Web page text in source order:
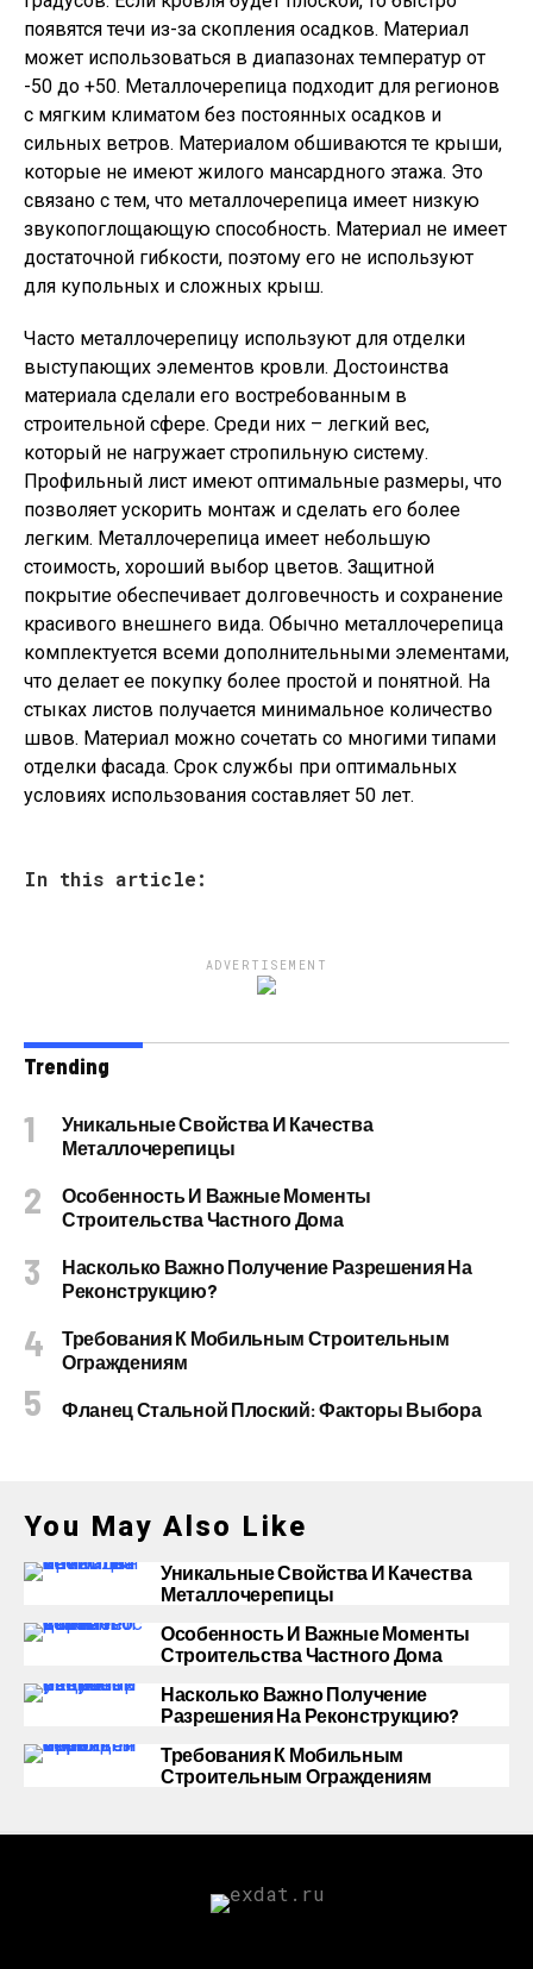
появятся течи из-за скопления осадков. Материал
может использоваться в диапазонах температур от
-50 до +50. Металлочерепица подходит для регионов
с мягким климатом без постоянных осадков и
сильных ветров. Материалом обшиваются те крыши,
которые не имеют жилого мансардного этажа. Это
связано с тем, что металлочерепица имеет низкую
звукопоглощающую способность. Материал не имеет
достаточной гибкости, поэтому его не используют
для купольных и сложных крыш.
Часто металлочерепицу используют для отделки
выступающих элементов кровли. Достоинства
материала сделали его востребованным в
строительной сфере. Среди них – легкий вес,
который не нагружает стропильную систему.
Профильный лист имеют оптимальные размеры, что
позволяет ускорить монтаж и сделать его более
легким. Металлочерепица имеет небольшую
стоимость, хороший выбор цветов. Защитной
покрытие обеспечивает долговечность и сохранение
красивого внешнего вида. Обычно металлочерепица
комплектуется всеми дополнительными элементами,
что делает ее покупку более простой и понятной. На
стыках листов получается минимальное количество
швов. Материал можно сочетать со многими типами
отделки фасада. Срок службы при оптимальных
условиях использования составляет 50 лет.
In this article:
ADVERTISEMENT
Trending
Уникальные Свойства И Качества
Металлочерепицы
Особенность И Важные Моменты
Строительства Частного Дома
Насколько Важно Получение Разрешения На
Реконструкцию?
Требования К Мобильным Строительным
Ограждениям
Фланец Стальной Плоский: Факторы Выбора
You May Also Like
Уникальные Свойства И Качества
Металлочерепицы
Особенность И Важные Моменты
Строительства Частного Дома
Насколько Важно Получение
Разрешения На Реконструкцию?
Требования К Мобильным
Строительным Ограждениям